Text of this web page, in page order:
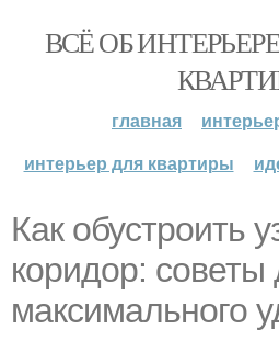
ВСЁ ОБ
главная
интерьер для квартиры
Как обустроить
коридор: советы
максимального